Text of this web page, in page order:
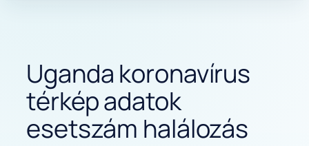
Uganda koronavírus
térkép adatok
esetszám halálozás